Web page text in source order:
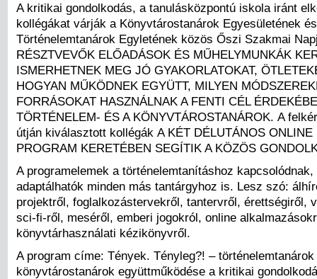
A kritikai gondolkodás, a tanulásközpontú iskola iránt
kollégákat várják a Könyvtárostanárok Egyesületének
Történelemtanárok Egyletének közös Őszi Szakmai
RÉSZTVEVŐK ELŐADÁSOK ÉS MŰHELYMUNKÁK
ISMERHETNEK MEG JÓ GYAKORLATOKAT,
HOGYAN MŰKÖDNEK EGYÜTT, MILYEN
FORRÁSOKAT HASZNÁLNAK A FENTI CÉL
TÖRTÉNELEM- ÉS A KÖNYVTÁROSTANÁROK. A
útján kiválasztott kollégák A KÉT DÉLUTÁNOS ONLINE
PROGRAM KERETÉBEN SEGÍTIK A KÖZÖS
A programelemek a történelemtanításhoz kapcsolódnak,
adaptálhatók minden más tantárgyhoz is. Lesz szó:
projektről, foglalkozástervekről, tantervről, érettségiről,
sci-fi-ről, meséről, emberi jogokról, online
könyvtárhasználati kézikönyvről.
A program címe: Tények. Tényleg?! –
könyvtárostanárok együttműködése a kritikai